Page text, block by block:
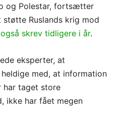
og Polestar, fortsætter
støtte Ruslands krig mod
skrev tidligere i år.
eksperter, at
med, at information
har taget store
ikke har fået megen